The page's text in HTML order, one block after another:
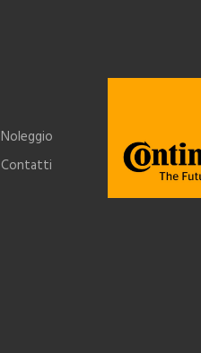
Noleggio
Contatti